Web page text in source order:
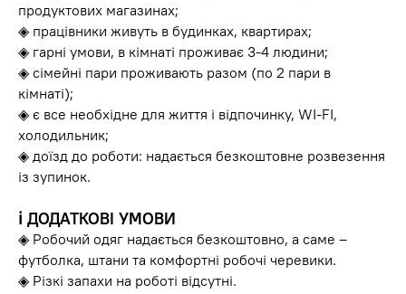
продуктових магазинах;
◈ працівники живуть в будинках, квартирах;
◈ гарні умови, в кімнаті проживає 3-4 людини;
◈ сімейні пари проживають разом (по 2 пари в
кімнаті);
◈ є все необхідне для життя і відпочинку, WI-FI,
холодильник;
◈ доїзд до роботи: надається безкоштовне розвезення
із зупинок.
ℹ️ ДОДАТКОВІ УМОВИ
◈ Робочий одяг надається безкоштовно, а саме –
футболка, штани та комфортні робочі черевики.
◈ Різкі запахи на роботі відсутні.